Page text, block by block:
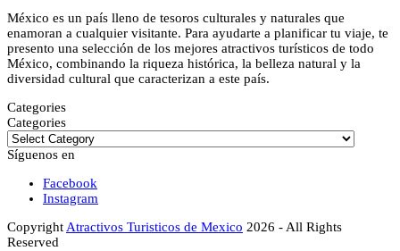
México es un país lleno de tesoros culturales y naturales que
enamoran a cualquier visitante. Para ayudarte a planificar tu viaje, te
presento una selección de los mejores atractivos turísticos de todo
México, combinando la riqueza histórica, la belleza natural y la
diversidad cultural que caracterizan a este país.
Categories
Categories
Síguenos en
Facebook
Instagram
CopyrightAtractivos Turisticos de Mexico 2026 - All Rights
Reserved